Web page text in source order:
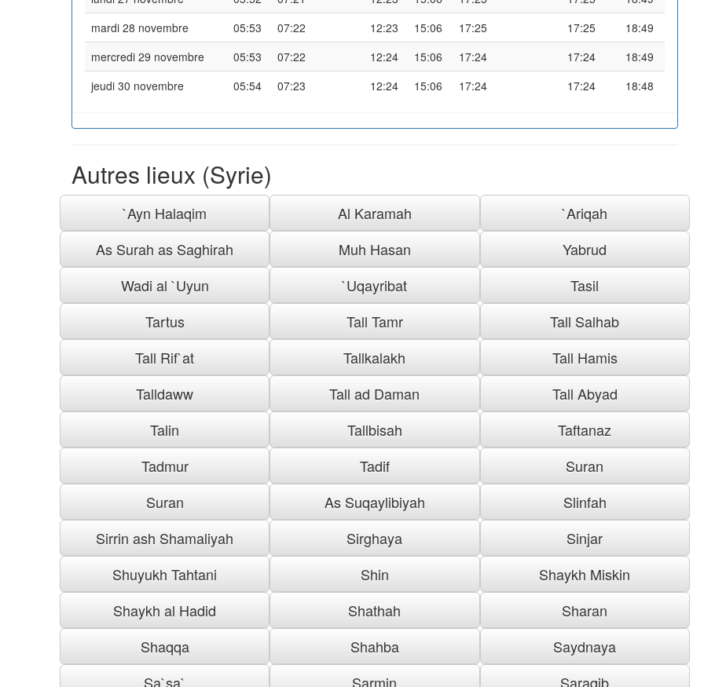
mardi 28 novembre
05:53 07:22 12:23 15:06 17:25 17:25
18:49
mercredi 29 novembre
05:53 07:22 12:24 15:06 17:24 17:24
18:49
jeudi 30 novembre
05:54 07:23 12:24 15:06 17:24 17:24 18:48
Autres lieux (Syrie)
`Ayn Halaqim Al Karamah
`Ariqah
As Surah as Saghirah
Muh Hasan
Yabrud
Wadi al `Uyun
`Uqayribat
Tasil
Tartus
Tall Tamr
Tall Salhab
Tall Rif`at
Tallkalakh
Tall Hamis
Talldaww
Tall ad Daman
Tall Abyad
Talin
Tallbisah
Taftanaz
Tadmur
Tadif
Suran
Suran
As Suqaylibiyah
Slinfah
Sirrin ash Shamaliyah
Sirghaya
Sinjar
Shuyukh Tahtani
Shin
Shaykh Miskin
Shaykh al Hadid
Shathah
Sharan
Shaqqa
Shahba
Saydnaya
Sa`sa`
Sarmin Saraqib